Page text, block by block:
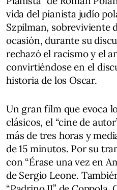
vida del pianista judío
Szpilman, sobreviviente
ocasión, durante su
rechazó el racismo y el
convirtiéndose en el
historia de los Oscar.
Un gran film que evoca
clásicos, el “cine de
más de tres horas y
de 15 minutos. Por su
con “Érase una vez en
de Sergio Leone.